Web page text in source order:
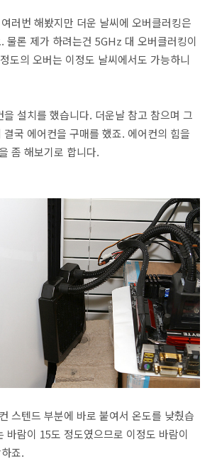
러번 해봤지만 더운 날씨에 오버클러킹은
물론 제가 하려는건 5GHz 대 오버클러킹이
도의 오버는 이정도 날씨에서도 가능하니
설치를 했습니다. 더운날 참고 참으며 그
결국 에어컨을 구매를 했죠. 에어컨의 힘을
좀 해보기로 합니다.
스텐드 부분에 바로 붙여서 온도를 낮췄습
바람이 15도 정도였으므로 이정도 바람이
죠.